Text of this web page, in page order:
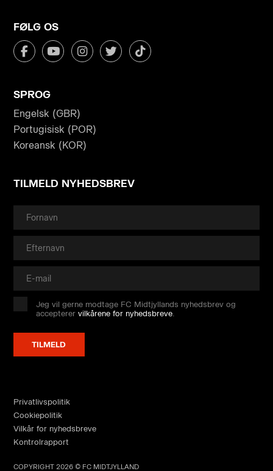
FØLG OS
SPROG
Engelsk (GBR)
Portugisisk (POR)
Koreansk (KOR)
TILMELD NYHEDSBREV
Jeg vil gerne modtage FC Midtjyllands nyhedsbrev og
accepterervilkårene for nyhedsbreve
Privatlivspolitik
Cookiepolitik
Vilkår for nyhedsbreve
Kontrolrapport
COPYRIGHT 2026 © FC MIDTJYLLAND